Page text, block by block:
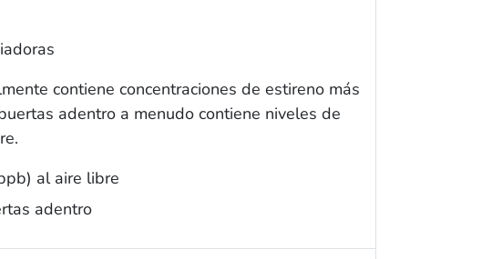
contiene concentraciones de estireno más
adentro a menudo contiene niveles de
al aire libre
adentro